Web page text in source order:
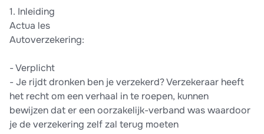
1. Inleiding
Actua les
Autoverzekering:
- Verplicht
- Je rijdt dronken ben je verzekerd? Verzekeraar heeft
het recht om een verhaal in te roepen, kunnen
bewijzen dat er een oorzakelijk-verband was waardoor
je de verzekering zelf zal terug moeten